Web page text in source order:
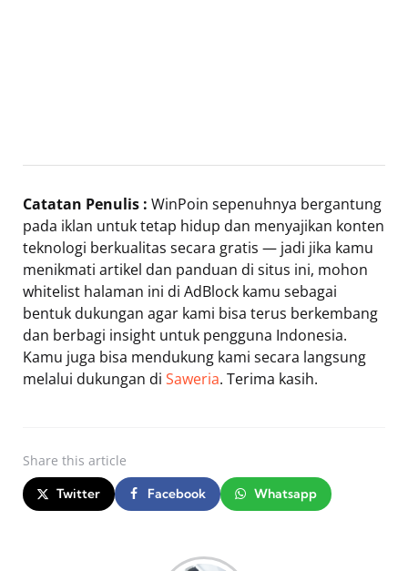
Catatan Penulis : WinPoin sepenuhnya bergantung
pada iklan untuk tetap hidup dan menyajikan konten
teknologi berkualitas secara gratis — jadi jika kamu
menikmati artikel dan panduan di situs ini, mohon
whitelist halaman ini di AdBlock kamu sebagai
bentuk dukungan agar kami bisa terus berkembang
dan berbagi insight untuk pengguna Indonesia.
Kamu juga bisa mendukung kami secara langsung
melalui dukungan di Saweria. Terima kasih.
Share this article
Twitter Facebook Whatsapp